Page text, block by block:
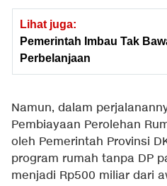
Lihat juga:
Pemerintah Imbau Tak
Perbelanjaan
Namun, dalam
Pembiayaan Perolehan
oleh Pemerintah Provinsi
program rumah tanpa DP
menjadi Rp500 miliar dari